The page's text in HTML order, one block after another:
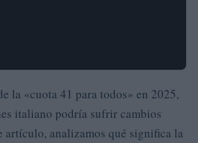
la «cuota 41 para todos» en 2025,
italiano podría sufrir cambios
artículo, analizamos qué significa la